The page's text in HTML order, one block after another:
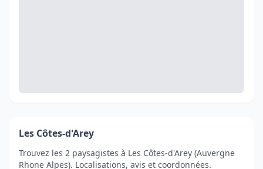
Les Côtes-d'Arey
Trouvez les 2 paysagistes à Les Côtes-d'Arey (Auvergne
Rhone Alpes). Localisations, avis et coordonnées.